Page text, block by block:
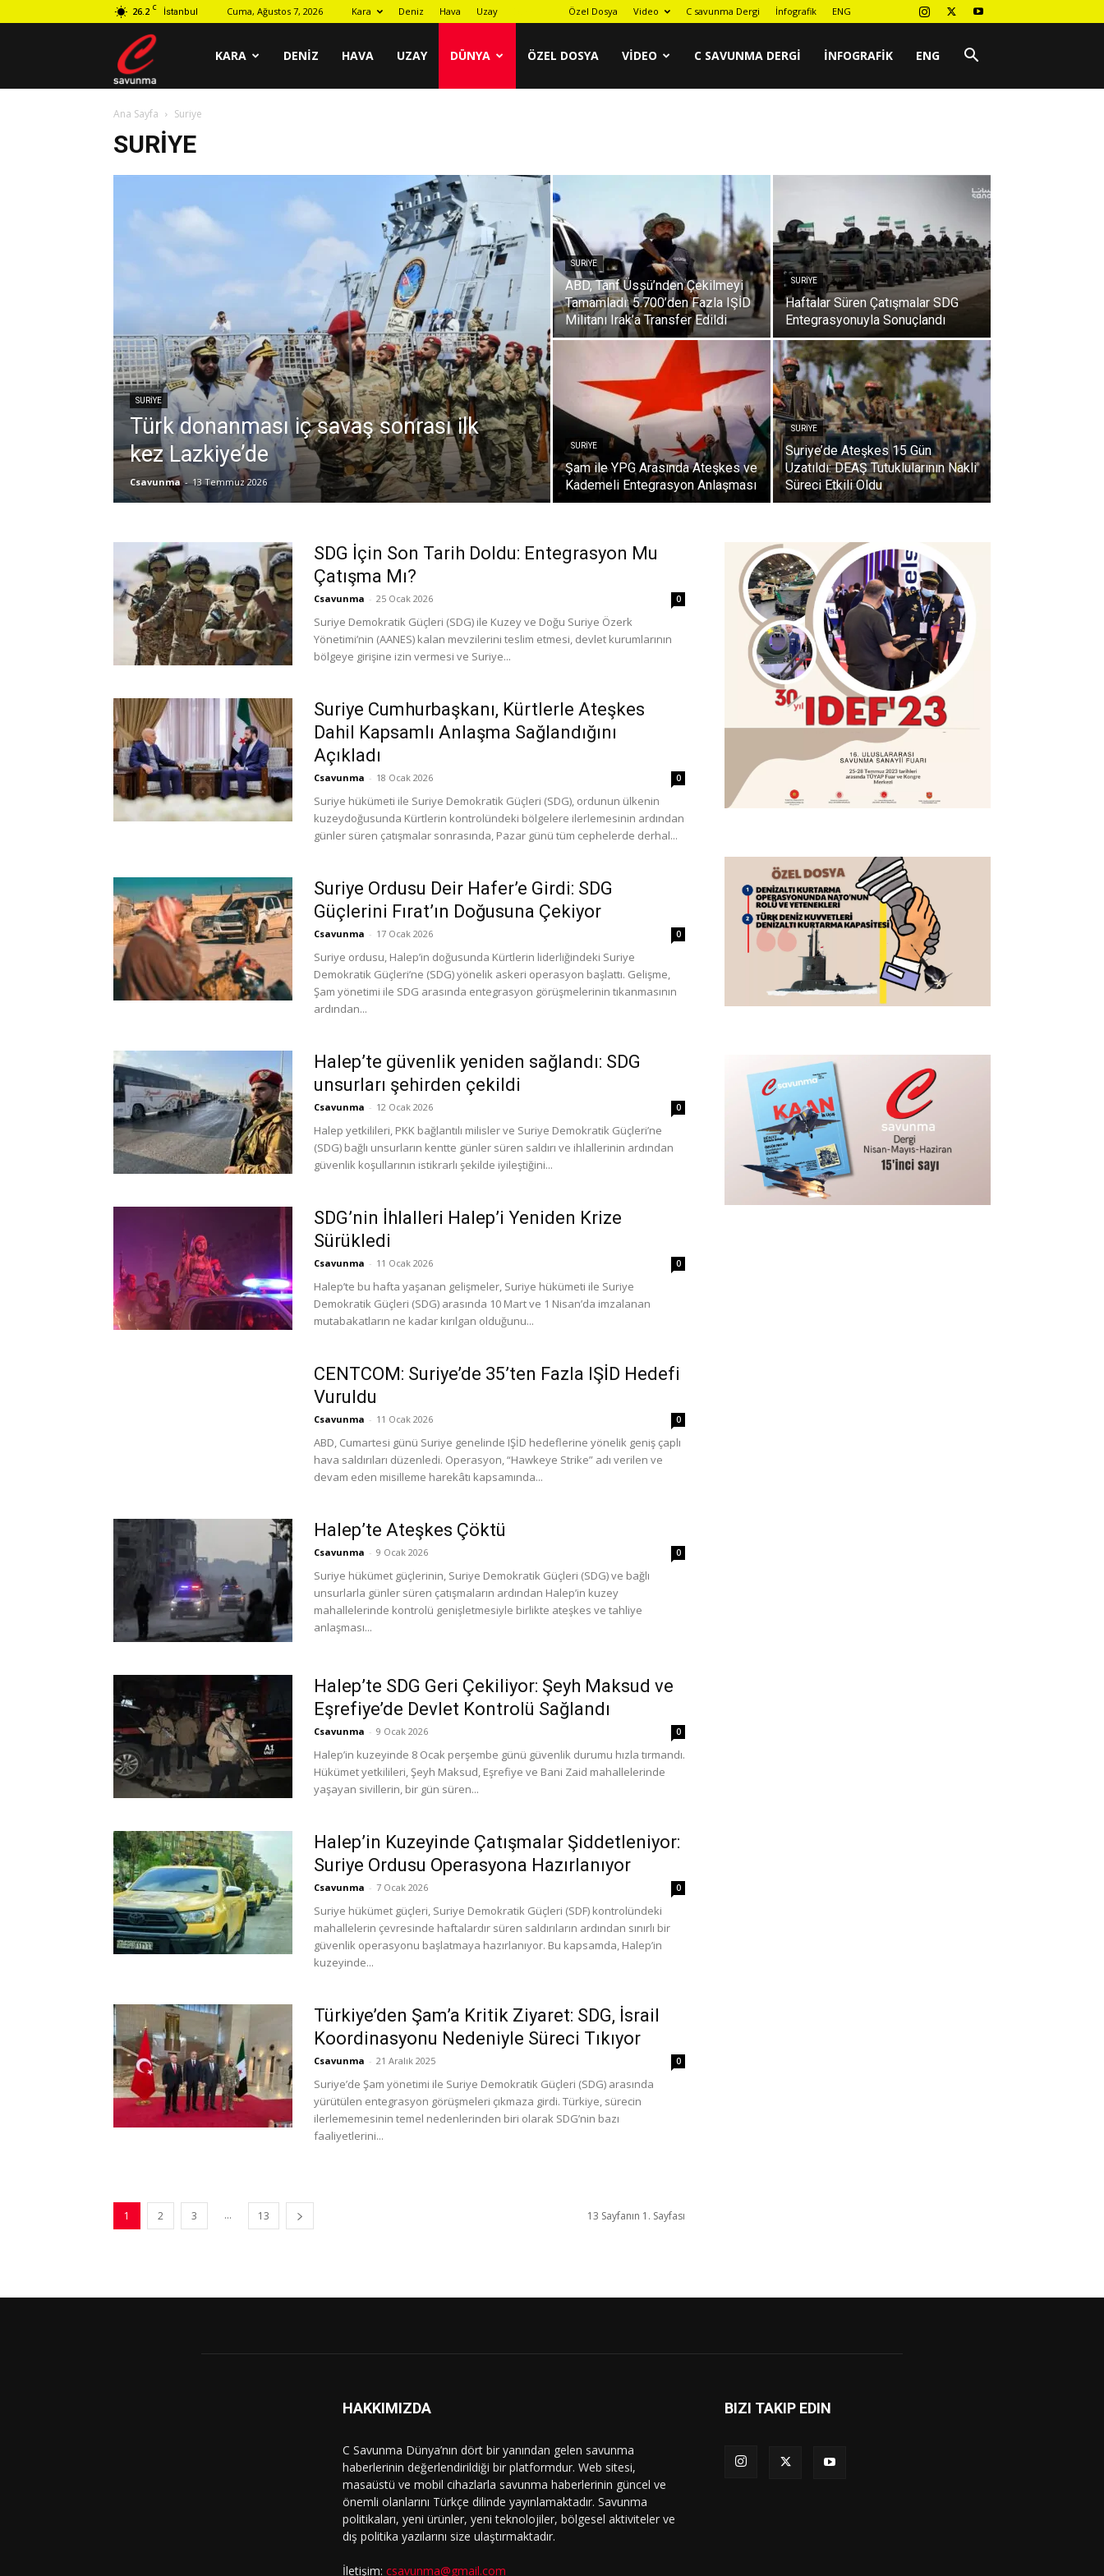
26.2 C İstanbul Cuma, Ağustos 7, 2026 Kara Deniz Hava Uzay Özel Dosya Video C savunma Dergi İnfografik ENG
savunma
KARA DENIZ HAVA UZAY DÜNYA ÖZEL DOSYA VIDEO C SAVUNMA DERGI İNFOGRAFIK ENG
Ana Sayfa Suriye
SURIYE
SURIYE
Türk donanması iç savaş sonrası ilk
kez Lazkiye’de
Csavunma - 13 Temmuz 2026
SURIYE
ABD, Tanf Üssü’nden Çekilmeyi
Tamamladı: 5.700’den Fazla IŞİD
Militanı Irak’a Transfer Edildi
SURIYE
Haftalar Süren Çatışmalar SDG
Entegrasyonuyla Sonuçlandı
SURIYE
Şam ile YPG Arasında Ateşkes ve
Kademeli Entegrasyon Anlaşması
SURIYE
Suriye’de Ateşkes 15 Gün
Uzatıldı: DEAŞ Tutuklularının Nakli
Süreci Etkili Oldu
SDG İçin Son Tarih Doldu: Entegrasyon Mu
Çatışma Mı?
Csavunma - 25 Ocak 2026 0
Suriye Demokratik Güçleri (SDG) ile Kuzey ve Doğu Suriye Özerk
Yönetimi’nin (AANES) kalan mevzilerini teslim etmesi, devlet kurumlarının
bölgeye girişine izin vermesi ve Suriye...
Suriye Cumhurbaşkanı, Kürtlerle Ateşkes
Dahil Kapsamlı Anlaşma Sağlandığını
Açıkladı
Csavunma - 18 Ocak 2026 0
Suriye hükümeti ile Suriye Demokratik Güçleri (SDG), ordunun ülkenin
kuzeydoğusunda Kürtlerin kontrolündeki bölgelere ilerlemesinin ardından
günler süren çatışmalar sonrasında, Pazar günü tüm cephelerde derhal...
Suriye Ordusu Deir Hafer’e Girdi: SDG
Güçlerini Fırat’ın Doğusuna Çekiyor
Csavunma - 17 Ocak 2026 0
Suriye ordusu, Halep’in doğusunda Kürtlerin liderliğindeki Suriye
Demokratik Güçleri’ne (SDG) yönelik askeri operasyon başlattı. Gelişme,
Şam yönetimi ile SDG arasında entegrasyon görüşmelerinin tıkanmasının
ardından...
Halep’te güvenlik yeniden sağlandı: SDG
unsurları şehirden çekildi
Csavunma - 12 Ocak 2026 0
Halep yetkilileri, PKK bağlantılı milisler ve Suriye Demokratik Güçleri’ne
(SDG) bağlı unsurların kentte günler süren saldırı ve ihlallerinin ardından
güvenlik koşullarının istikrarlı şekilde iyileştiğini...
SDG’nin İhlalleri Halep’i Yeniden Krize
Sürükledi
Csavunma - 11 Ocak 2026 0
Halep’te bu hafta yaşanan gelişmeler, Suriye hükümeti ile Suriye
Demokratik Güçleri (SDG) arasında 10 Mart ve 1 Nisan’da imzalanan
mutabakatların ne kadar kırılgan olduğunu...
CENTCOM: Suriye’de 35’ten Fazla IŞİD Hedefi
Vuruldu
Csavunma - 11 Ocak 2026 0
ABD, Cumartesi günü Suriye genelinde IŞİD hedeflerine yönelik geniş çaplı
hava saldırıları düzenledi. Operasyon, “Hawkeye Strike” adı verilen ve
devam eden misilleme harekâtı kapsamında...
Halep’te Ateşkes Çöktü
Csavunma - 9 Ocak 2026 0
Suriye hükümet güçlerinin, Suriye Demokratik Güçleri (SDG) ve bağlı
unsurlarla günler süren çatışmaların ardından Halep’in kuzey
mahallelerinde kontrolü genişletmesiyle birlikte ateşkes ve tahliye
anlaşması...
Halep’te SDG Geri Çekiliyor: Şeyh Maksud ve
Eşrefiye’de Devlet Kontrolü Sağlandı
Csavunma - 9 Ocak 2026 0
Halep’in kuzeyinde 8 Ocak perşembe günü güvenlik durumu hızla tırmandı.
Hükümet yetkilileri, Şeyh Maksud, Eşrefiye ve Bani Zaid mahallelerinde
yaşayan sivillerin, bir gün süren...
Halep’in Kuzeyinde Çatışmalar Şiddetleniyor:
Suriye Ordusu Operasyona Hazırlanıyor
Csavunma - 7 Ocak 2026 0
Suriye hükümet güçleri, Suriye Demokratik Güçleri (SDF) kontrolündeki
mahallelerin çevresinde haftalardır süren saldırıların ardından sınırlı bir
güvenlik operasyonu başlatmaya hazırlanıyor. Bu kapsamda, Halep’in
kuzeyinde...
Türkiye’den Şam’a Kritik Ziyaret: SDG, İsrail
Koordinasyonu Nedeniyle Süreci Tıkıyor
Csavunma - 21 Aralık 2025 0
Suriye’de Şam yönetimi ile Suriye Demokratik Güçleri (SDG) arasında
yürütülen entegrasyon görüşmeleri çıkmaza girdi. Türkiye, sürecin
ilerlememesinin temel nedenlerinden biri olarak SDG’nin bazı
faaliyetlerini...
1 2 3 ... 13 13 Sayfanın 1. Sayfası
HAKKIMIZDA
C Savunma Dünya’nın dört bir yanından gelen savunma
haberlerinin değerlendirildiği bir platformdur. Web sitesi,
masaüstü ve mobil cihazlarla savunma haberlerinin güncel ve
önemli olanlarını Türkçe dilinde yayınlamaktadır. Savunma
politikaları, yeni ürünler, yeni teknolojiler, bölgesel aktiviteler ve
dış politika yazılarını size ulaştırmaktadır.
İletişim: csavunma@gmail.com
BIZI TAKIP EDIN